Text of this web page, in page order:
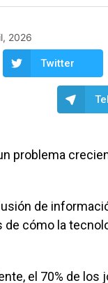
2026
Twitter
problema
de
cómo la
el 70% de